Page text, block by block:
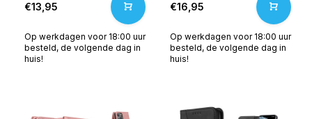
€13,95
Op werkdagen voor 18:00 uur
besteld, de volgende dag in
huis!
€16,95
Op werkdagen voor 18:00 uur
besteld, de volgende dag in
huis!